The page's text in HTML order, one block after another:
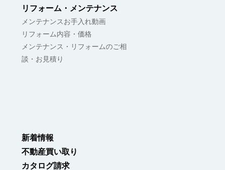
リフォーム・メンテナンス
メンテナンスお手入れ動画
リフォーム内容・価格
メンテナンス・リフォームのご相
談・お見積り
新着情報
不動産買い取り
カタログ請求